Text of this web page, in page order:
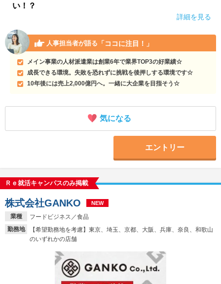
い！？
詳細を見る
人事担当者が語る 「ココに注目！」
メイン事業の人材派遣業は創業6年で業界TOP3の好業績☆
成長できる環境。失敗を恐れずに挑戦を後押しする環境です☆
10年後には売上2,000億円へ。一緒に大企業を目指そう☆
気になる
エントリー
Ｒｅ就活キャンパスのみ掲載
業種
フードビジネス／食品
勤務地
【希望勤務地を考慮】東京、埼玉、京都、大阪、兵庫、奈良、和歌山
のいずれかの店舗
株式会社GANKO NEW